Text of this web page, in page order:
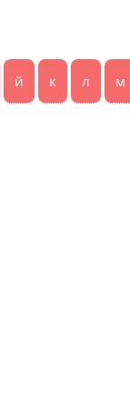
й к л м